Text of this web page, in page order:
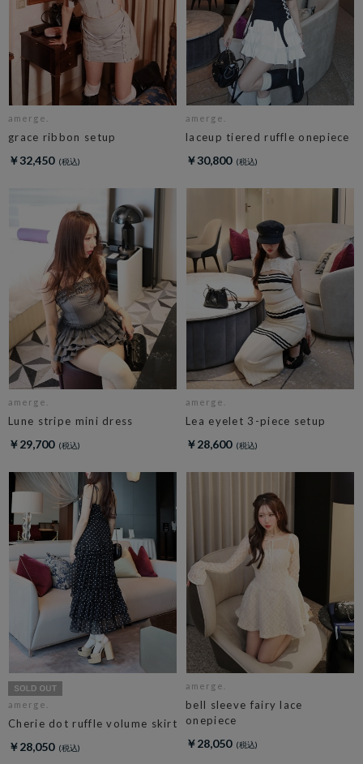
amerge.
grace ribbon setup
￥32,450
amerge.
laceup tiered ruffle onepiece
￥30,800
amerge.
Lune stripe mini dress
￥29,700
amerge.
Lea eyelet 3-piece setup
￥28,600
amerge.
Cherie dot ruffle volume skirt
￥28,050
amerge.
bell sleeve fairy lace
onepiece
￥28,050